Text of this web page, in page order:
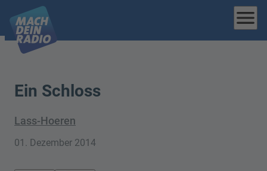
menu
Ein Schloss
Lass-Hoeren
01. Dezember 2014